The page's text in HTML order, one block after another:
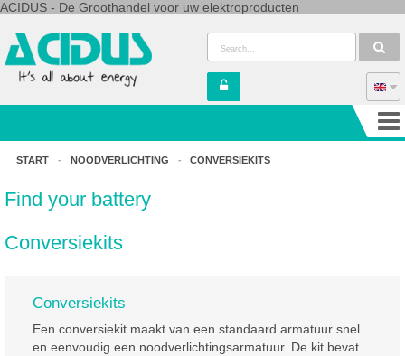
ACIDUS - De Groothandel voor uw elektroproducten
START - NOODVERLICHTING - CONVERSIEKITS
Find your battery
Conversiekits
Conversiekits
Een conversiekit maakt van een standaard armatuur snel
en eenvoudig een noodverlichtingsarmatuur. De kit bevat